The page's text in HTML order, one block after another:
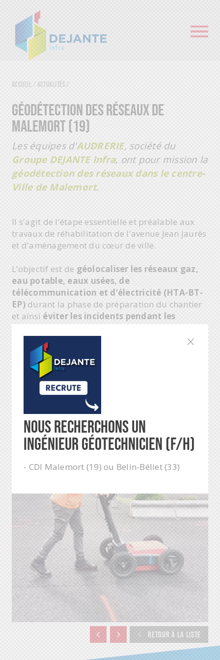
Accueil / Actualités /
GÉODÉTECTION DES RÉSEAUX DE
MALEMORT (19)
Les équipes d'AUDRERIE, société du
Groupe DEJANTE Infra, ont pour mission la
géodétection des réseaux dans le centre-
Ville de Malemort.
Il s'agit de l'étape essentielle et préalable aux
travaux de réhabilitation de l'avenue Jean Jaurès
et d'aménagement du cœur de ville.
L’objectif est de géolocaliser les réseaux gaz,
eau potable, eaux usées, de
télécommunication et d’électricité (HTA-BT-
EP)durant la phase de préparation du chantier
et ainsi éviter les incidents pendant les
Merci à la
Communauté d'Agglomérations
Brivede nous faire confiance pour cette
opération.
RETOUR À LA LISTE
Nous recherchons un
ingénieur géotechnicien (F/H)
- CDI Malemort (19) ou Belin-Béliet (33)